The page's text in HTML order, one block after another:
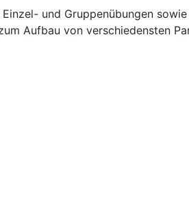
und Gruppenübungen
Aufbau von verschiedensten